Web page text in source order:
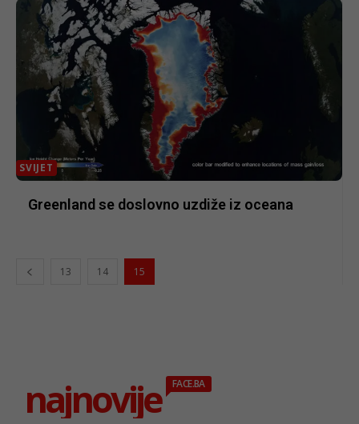
SVIJET
Greenland se doslovno uzdiže iz oceana
13 14 15
najnovije FACE.BA